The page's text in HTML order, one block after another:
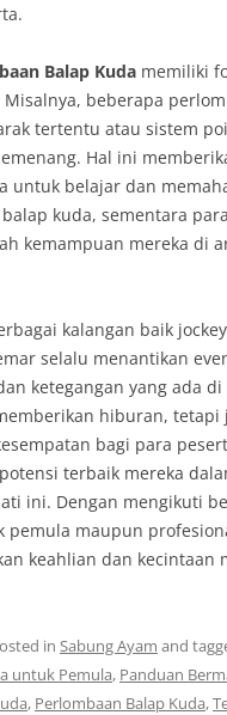
Balap Kuda memiliki
beberapa
tertentu atau sistem
Hal ini
untuk belajar dan
kuda, sementara
kemampuan mereka di
kalangan baik
selalu menantikan
ketegangan yang ada
hiburan, tetapi
bagi para
terbaik mereka
ini. Dengan mengikuti
pemula maupun
keahlian dan kecintaan
in Sabung Ayam and
untuk Pemula, Panduan
, Perlombaan Balap Kuda,